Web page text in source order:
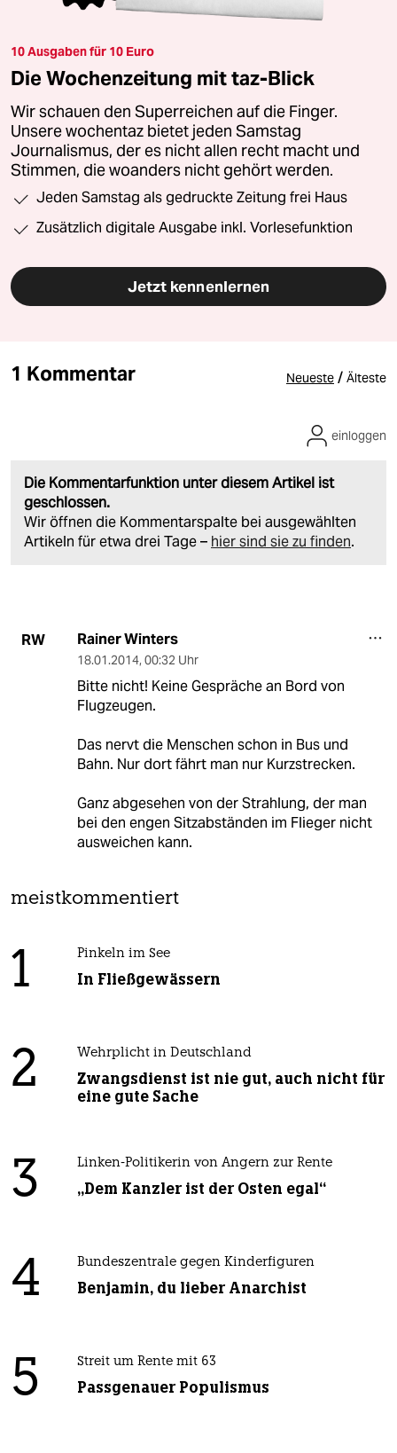
10 Ausgaben für 10 Euro
Die Wochenzeitung mit taz-Blick
Wir schauen den Superreichen auf die Finger.
Unsere wochentaz bietet jeden Samstag
Journalismus, der es nicht allen recht macht und
Stimmen, die woanders nicht gehört werden.
Jeden Samstag als gedruckte Zeitung frei Haus
Zusätzlich digitale Ausgabe inkl. Vorlesefunktion
Jetzt kennenlernen
1 Kommentar Neueste / Älteste
Die Kommentarfunktion unter diesem Artikel ist
geschlossen.
Wir öffnen die Kommentarspalte bei ausgewählten
Artikeln für etwa drei Tage – hier sind sie zu finden.
einloggen
RW Rainer Winters
18.01.2014, 00:32 Uhr
Bitte nicht! Keine Gespräche an Bord von
Flugzeugen.
Das nervt die Menschen schon in Bus und
Bahn. Nur dort fährt man nur Kurzstrecken.
Ganz abgesehen von der Strahlung, der man
bei den engen Sitzabständen im Flieger nicht
ausweichen kann.
meistkommentiert
1 Pinkeln im See
In Fließgewässern
2 Wehrplicht in Deutschland
Zwangsdienst ist nie gut, auch nicht für
eine gute Sache
3 Linken-Politikerin von Angern zur Rente
„Dem Kanzler ist der Osten egal“
4 Bundeszentrale gegen Kinderfiguren
Benjamin, du lieber Anarchist
5 Streit um Rente mit 63
Passgenauer Populismus